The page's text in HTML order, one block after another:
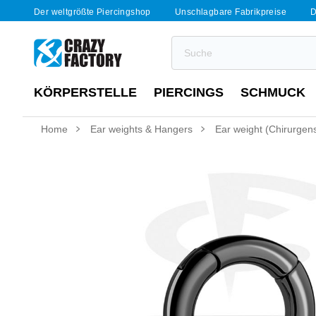
Der weltgrößte Piercingshop Unschlagbare Fabrikpreise
KÖRPERSTELLE PIERCINGS SCHMUCK
Home Ear weights & Hangers Ear weight